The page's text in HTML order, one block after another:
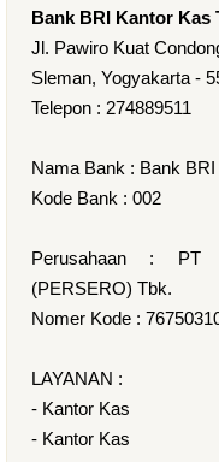
Bank BRI Kantor Kas
Jl. Pawiro Kuat
Sleman, Yogyakarta -
Telepon : 274889511
Nama Bank : Bank BRI
Kode Bank : 002
Perusahaan : PT
(PERSERO) Tbk.
Nomer Kode :
LAYANAN :
- Kantor Kas
- Kantor Kas